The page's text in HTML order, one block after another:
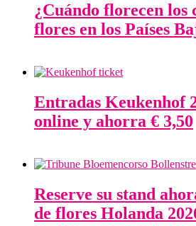
¿Cuándo florecen los
flores en los Países
Entradas Keukenhof
online y ahorra € 3,50
Reserve su stand
de flores Holanda